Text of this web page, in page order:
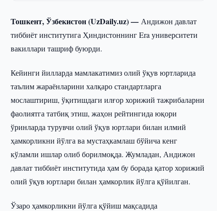
Тошкент, Ўзбекистон (UzDaily.uz) —Андижон давлат
тиббиёт институтига Ҳиндистоннинг Era университети
вакиллари ташриф буюрди.
Кейинги йилларда мамлакатимиз олий ўқув юртларида
таълим жараёнларини халқаро стандартларга
мослаштириш, ўқитишдаги илғор хорижий тажрибаларни
фаолиятга татбиқ этиш, жаҳон рейтингида юқори
ўринларда турувчи олий ўқув юртлари билан илмий
ҳамкорликни йўлга ва мустаҳкамлаш бўйича кенг
кўламли ишлар олиб борилмоқда. Жумладан, Андижон
давлат тиббиёт институтида ҳам бу борада қатор хорижий
олий ўқув юртлари билан ҳамкорлик йўлга қўйилган.
Ўзаро ҳамкорликни йўлга қўйиш мақсадида